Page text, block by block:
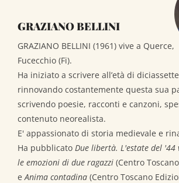
GRAZIANO BELLINI
GRAZIANO BELLINI (1961) vive a Querce,
Fucecchio (Fi).
Ha iniziato a scrivere all’età di
rinnovando costantemente questa sua
scrivendo poesie, racconti e canzoni,
contenuto neorealista.
E' appassionato di storia medievale e
Ha pubblicato Due libertà. L'estate del '44
le emozioni di due ragazzi (Centro
eAnima contadina (Centro Toscano